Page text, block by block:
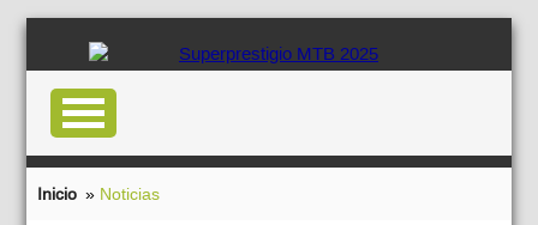
Inicio » Noticias